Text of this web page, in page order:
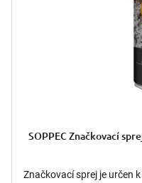
SOPPEC Značkovací
Značkovací sprej je určen